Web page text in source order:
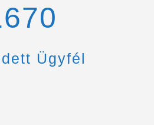
Ügyfél